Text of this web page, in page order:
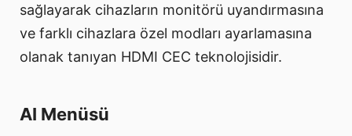
sağlayarak cihazların monitörü uyandırmasına
ve farklı cihazlara özel modları ayarlamasına
olanak tanıyan HDMI CEC teknolojisidir.
AI Menüsü